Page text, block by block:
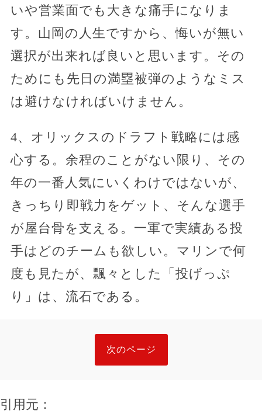
いや営業面でも大きな痛手になりま
す。山岡の人生ですから、悔いが無い
選択が出来れば良いと思います。その
ためにも先日の満塁被弾のようなミス
は避けなければいけません。
4、オリックスのドラフト戦略には感
心する。余程のことがない限り、その
年の一番人気にいくわけではないが、
きっちり即戦力をゲット、そんな選手
が屋台骨を支える。一軍で実績ある投
手はどのチームも欲しい。マリンで何
度も見たが、飄々とした「投げっぷ
り」は、流石である。
次のページ
引用元：